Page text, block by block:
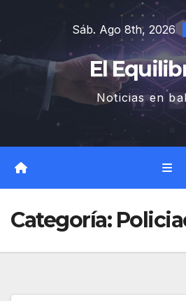
contenido
Sáb. Ago 8th, 2026
El
Noticias en
Categoría: